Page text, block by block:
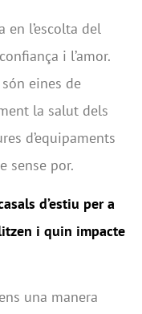
l’escolta del
i l’amor.
eines de
la salut dels
d’equipaments
sense por.
d’estiu per a
i quin impacte
una manera